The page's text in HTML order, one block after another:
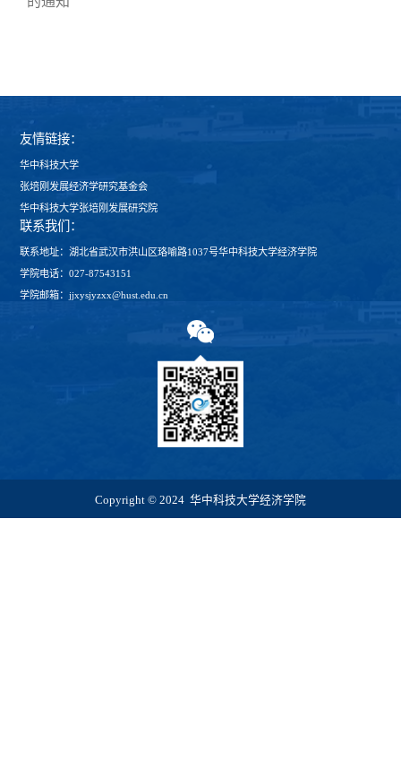
友情链接：
华中科技大学
张培刚发展经济学研究基金会
华中科技大学张培刚发展研究院
联系我们：
联系地址：湖北省武汉市洪山区珞喻路1037号华中科技大学经济学院
学院电话：027-87543151
学院邮箱：jjxysjyzxx@hust.edu.cn
Copyright © 2024 华中科技大学经济学院